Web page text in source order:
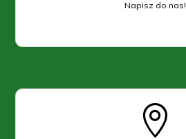
Napisz do nas!
